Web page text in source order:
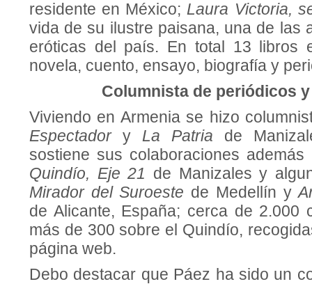
residente en México;Laura Victoria,
vida de su ilustre paisana, una de las
eróticas del país. En total 13 libros
novela, cuento, ensayo, biografía y
Columnista de periódicos
Viviendo en Armenia se hizo
Espectadory La Patria de
sostiene sus colaboraciones
Quindío, Eje 21 de Manizales y
Mirador del Suroeste de Medellín y
de Alicante, España; cerca de 2.000
más de 300 sobre el Quindío,
página web.
Debo destacar que Páez ha sido un